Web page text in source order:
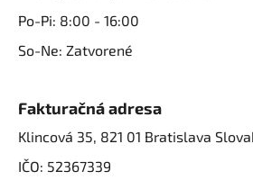
Po-Pi: 8:00 - 16:00
So-Ne: Zatvorené
Fakturačná adresa
Klincová 35, 821 01 Bratislava
IČO: 52367339